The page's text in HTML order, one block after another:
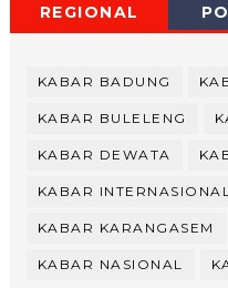
REGIONAL
KABAR BADUNG
KABAR BULELENG
KABAR DEWATA
KABAR INTERNASIONAL
KABAR KARANGASEM
KABAR NASIONAL